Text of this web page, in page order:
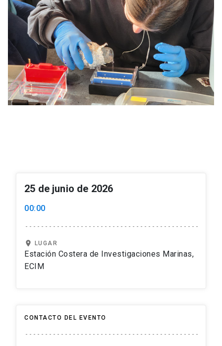
25 de junio de 2026
00:00
location_on LUGAR
Estación Costera de Investigaciones Marinas,
ECIM
CONTACTO DEL EVENTO